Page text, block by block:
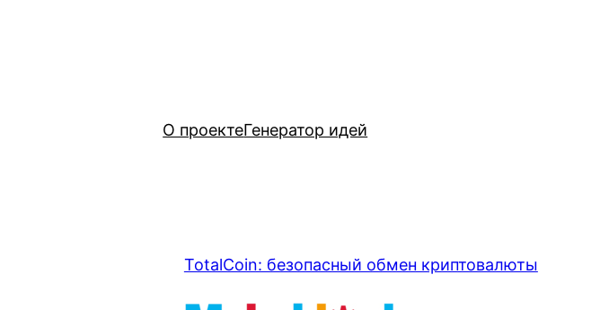
О проектеГенератор идей
TotalCoin: безопасный обмен криптовалюты